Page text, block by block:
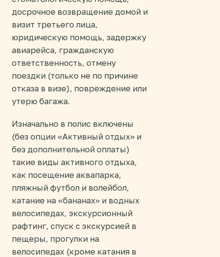
досрочное возвращение домой и
визит третьего лица,
юридическую помощь, задержку
авиарейса, гражданскую
ответственность, отмену
поездки (только не по причине
отказа в визе), повреждение или
утерю багажа.
Изначально в полис включены
(без опции «Активный отдых» и
без дополнительной оплаты)
такие виды активного отдыха,
как посещение аквапарка,
пляжный футбол и волейбол,
катание на «бананах» и водных
велосипедах, экскурсионный
рафтинг, спуск с экскурсией в
пещеры, прогулки на
велосипедах (кроме катания в